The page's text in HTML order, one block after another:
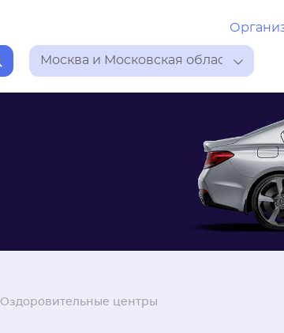
Москва и Московская область
Оздоровительные центры